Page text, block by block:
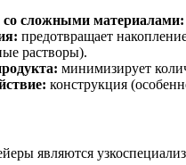
со сложными материалами:
предотвращает
растворы).
минимизирует
конструкция
являются